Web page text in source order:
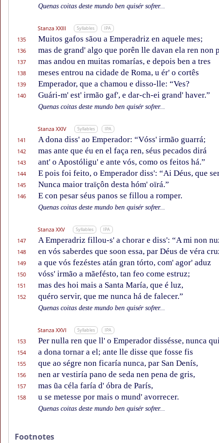
Quenas coitas deste mundo ben quisér sofrer...
Stanza XXIII Syllables IPA
135 Muitos gafos sãou a Emperadriz en aquele mes;
136 mas de grand' algo que porên lle davan ela ren non
137 mas andou en muitas romarías, e depois ben a tres
138 meses entrou na cidade de Roma, u ér' o cortês
139 Emperador, que a chamou e disso-lle: “Ves?
140 Guári-m' est' irmão gaf', e dar-ch-ei grand' haver.”
Quenas coitas deste mundo ben quisér sofrer...
Stanza XXIV Syllables IPA
141 A dona diss' ao Emperador: “Vóss' irmão guarrá;
142 mas ante que éu en el faça ren, séus pecados dirá
143 ant' o Apostóligu' e ante vós, como os feitos há.”
144 E pois foi feito, o Emperador diss': “Ai Déus, que
145 Nunca maior traïçôn desta hóm' oïrá.”
146 E con pesar séus panos se fillou a romper.
Quenas coitas deste mundo ben quisér sofrer...
Stanza XXV Syllables IPA
147 A Emperadriz fillou-s' a chorar e diss': “A mi non
148 en vós saberdes que soon essa, par Déus de véra
149 a que vós fezéstes atán gran tórto, com' agor' aduz
150 vóss' irmão a mãefésto, tan feo come estruz;
151 mas des hoi mais a Santa María, que é luz,
152 quéro servir, que me nunca há de falecer.”
Quenas coitas deste mundo ben quisér sofrer...
Stanza XXVI Syllables IPA
153 Per nulla ren que ll' o Emperador dissésse, nunca
154 a dona tornar a el; ante lle disse que fosse fis
155 que ao ségre non ficaría nunca, par San Denís,
156 nen ar vestiría pano de seda nen pena de gris,
157 mas ũa céla faría d' óbra de París,
158 u se metesse por mais o mund' avorrecer.
Quenas coitas deste mundo ben quisér sofrer...
Footnotes